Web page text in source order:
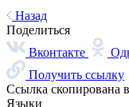
Назад
Поделиться
Вконтакте
Получить ссылку
Ссылка скопирована
Языки